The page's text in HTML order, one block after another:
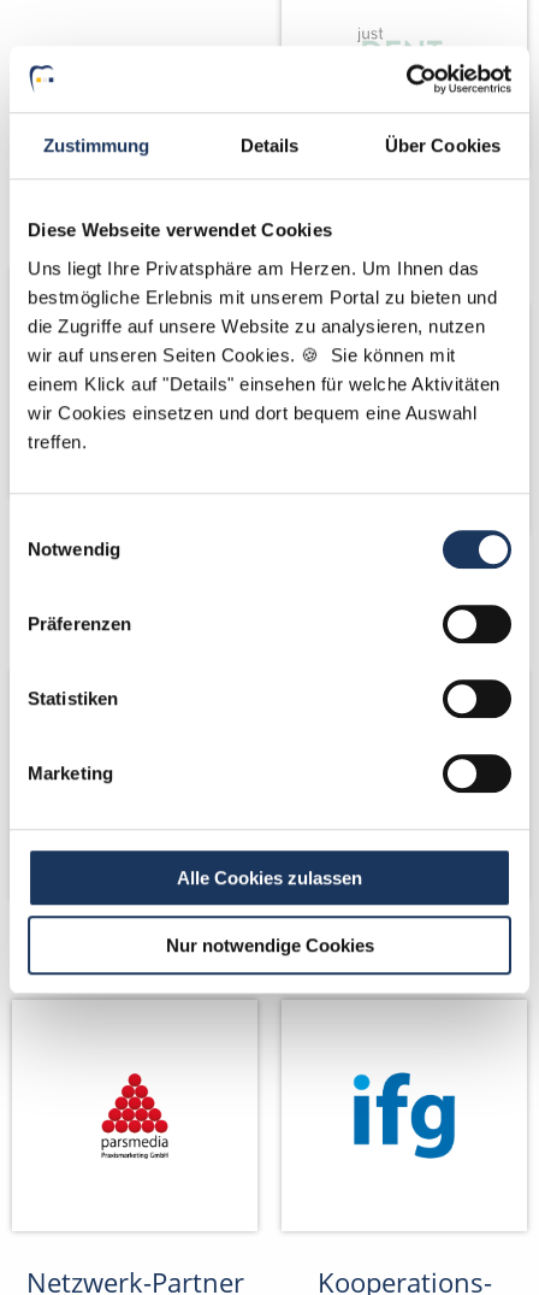
Zustimmung Details Über Cookies
Diese Webseite verwendet Cookies
Uns liegt Ihre Privatsphäre am Herzen. Um Ihnen das
bestmögliche Erlebnis mit unserem Portal zu bieten und
die Zugriffe auf unsere Website zu analysieren, nutzen
wir auf unseren Seiten Cookies. 🍪 Sie können mit
einem Klick auf "Details" einsehen für welche Aktivitäten
wir Cookies einsetzen und dort bequem eine Auswahl
treffen.
Notwendig
Präferenzen
Statistiken
Marketing
Alle Cookies zulassen
Nur notwendige Cookies
Wir fördern
Wir pflanzen
Bäume
Partner
Partner
Netzwerk-Partner Netzwerk-Partner
Netzwerk-Partner
Kooperations-